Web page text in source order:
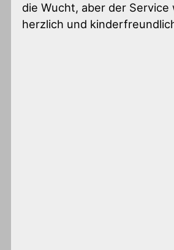
die Wucht, aber der Service
herzlich und